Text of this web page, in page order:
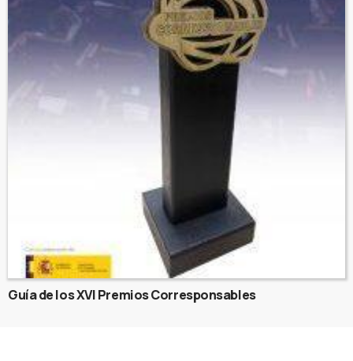
Guía de los XVI Premios Corresponsables